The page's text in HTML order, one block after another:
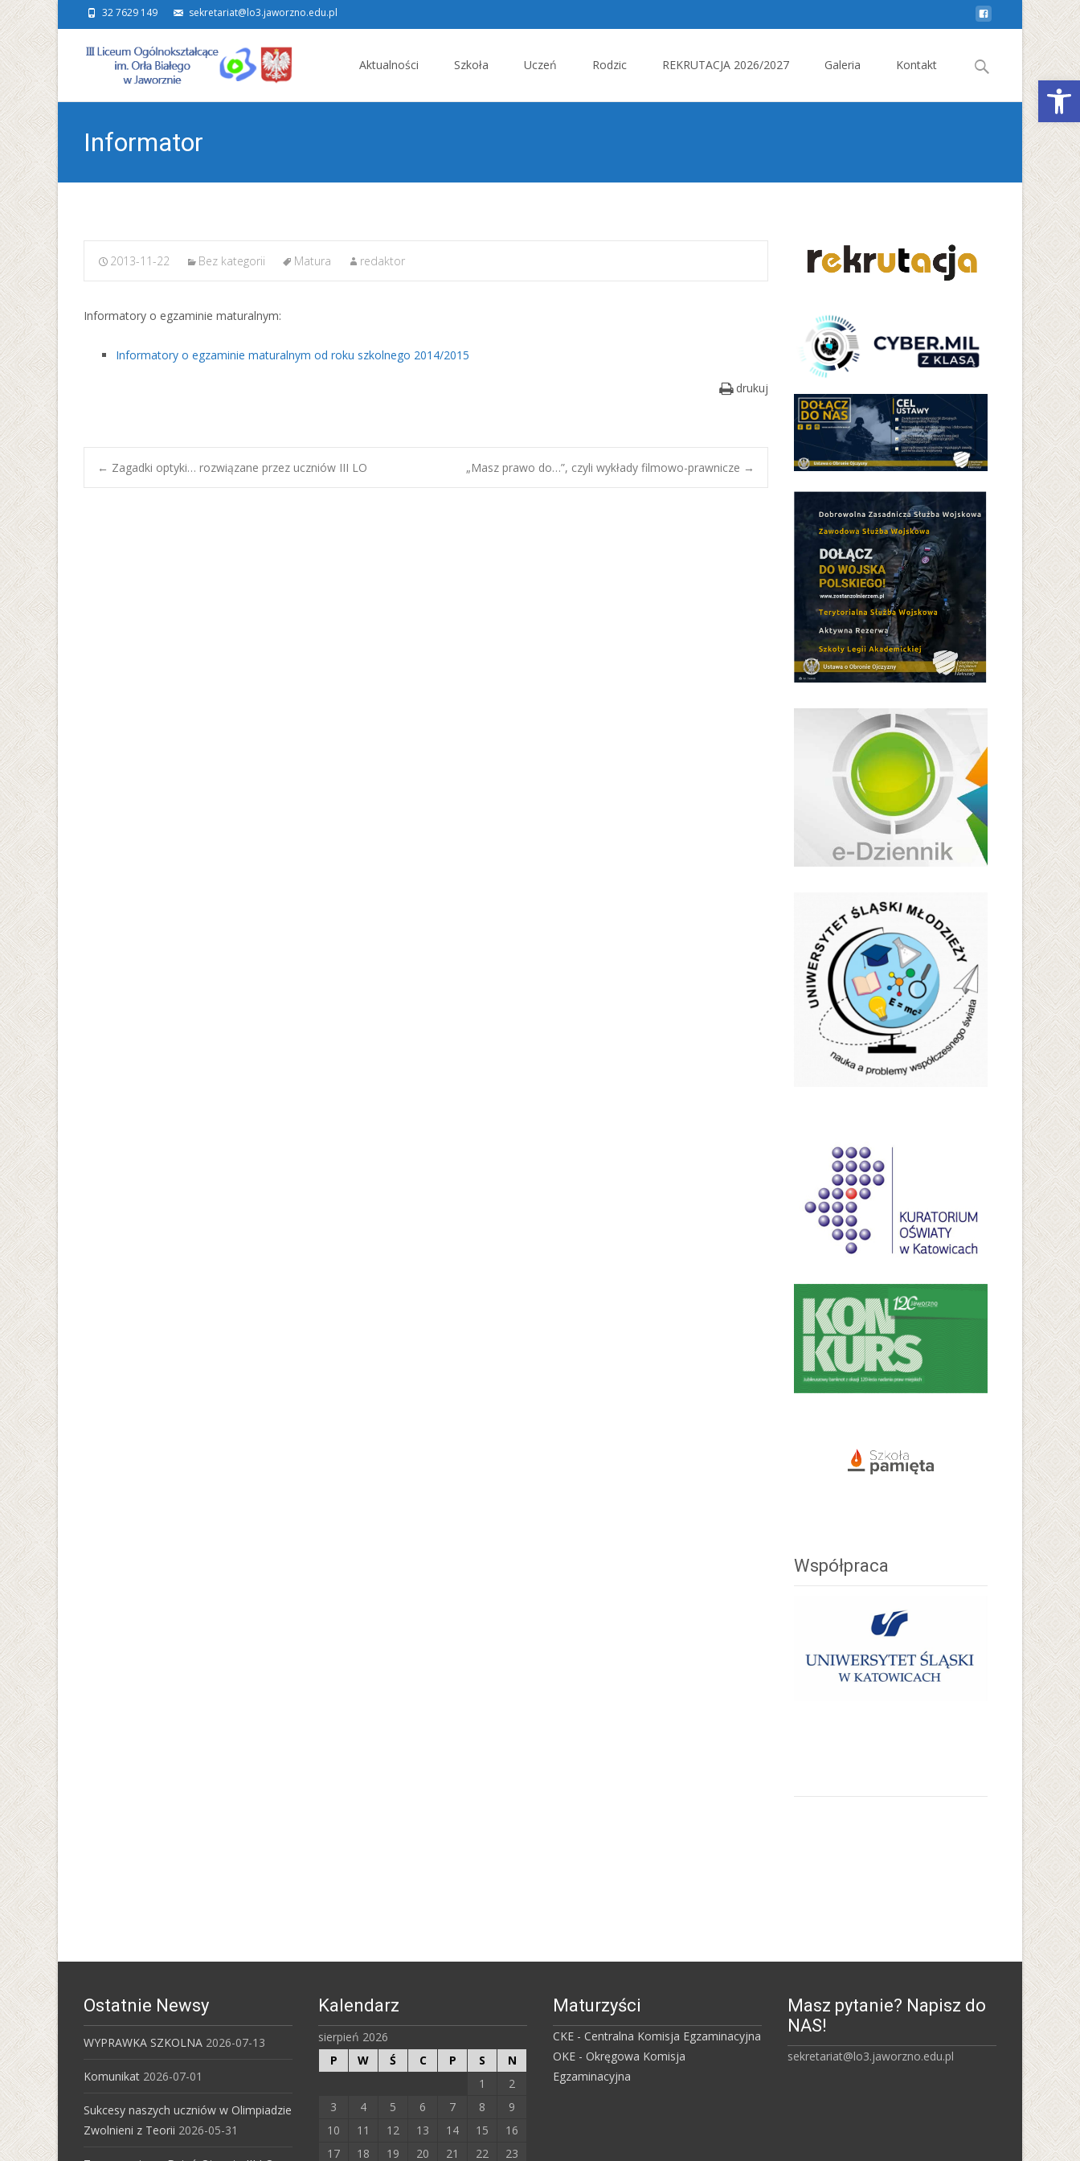
32 7629 149 sekretariat@lo3.jaworzno.edu.pl
Aktualności Szkoła Uczeń Rodzic REKRUTACJA 2026/2027 Galeria Kontakt
Search
Informator
2013-11-22 Bez kategorii Matura redaktor
Informatory o egzaminie maturalnym:
Informatory o egzaminie maturalnym od roku szkolnego 2014/2015
drukuj
Post
← Zagadki optyki… rozwiązane przez uczniów III LO „Masz prawo do…”, czyli wykłady filmowo-prawnicze →
Współpraca
Ostatnie Newsy
WYPRAWKA SZKOLNA 2026-07-13
Komunikat 2026-07-01
Sukcesy naszych uczniów w Olimpiadzie
Zwolnieni z Teorii 2026-05-31
Kalendarz
sierpień 2026
P
W Ś C P S
N
1
2
3
4 5 6 7 8
9
10
11 12 13 14 15
16
17
18 19 20 21 22 23
Maturzyści
CKE - Centralna Komisja Egzaminacyjna
OKE - Okręgowa Komisja
Egzaminacyjna
Masz pytanie? Napisz do
NAS!
sekretariat@lo3.jaworzno.edu.pl